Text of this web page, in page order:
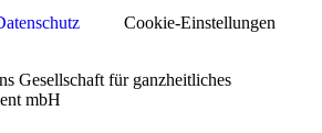
Cookie-Einstellungen
Gesellschaft für ganzheitliches
mbH